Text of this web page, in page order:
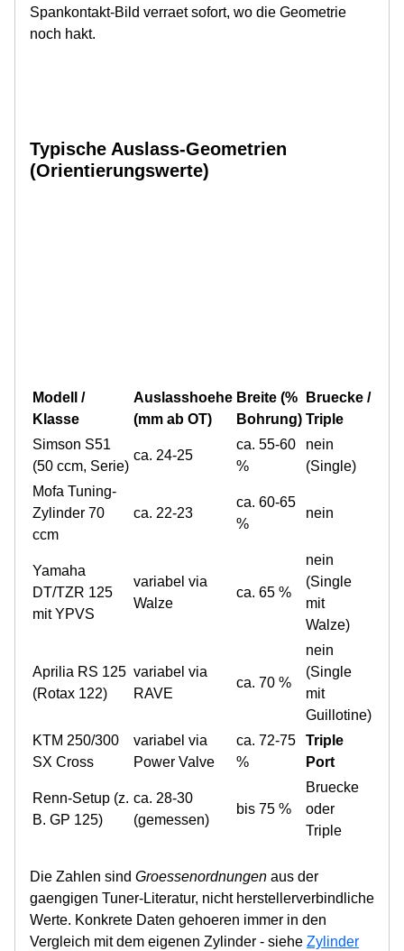
Spankontakt-Bild verraet sofort, wo die Geometrie
noch hakt.
Typische Auslass-Geometrien
(Orientierungswerte)
Modell /
Klasse
Auslasshoehe
(mm ab OT)
Breite (%
Bohrung)
Bruecke /
Triple
Simson S51
(50 ccm, Serie)
ca. 24-25
ca. 55-60
%
nein
(Single)
Mofa Tuning-
Zylinder 70
ccm
ca. 22-23
ca. 60-65
%
nein
Yamaha
DT/TZR 125
mit YPVS
variabel via
Walze
ca. 65 %
nein
(Single
mit
Walze)
Aprilia RS 125
(Rotax 122)
variabel via
RAVE
ca. 70 %
nein
(Single
mit
Guillotine)
KTM 250/300
SX Cross
variabel via
Power Valve
ca. 72-75
%
Triple
Port
Renn-Setup (z.
B. GP 125)
ca. 28-30
(gemessen)
bis 75 %
Bruecke
oder
Triple
Die Zahlen sind Groessenordnungen aus der
gaengigen Tuner-Literatur, nicht herstellerverbindliche
Werte. Konkrete Daten gehoeren immer in den
Vergleich mit dem eigenen Zylinder - siehe Zylinder